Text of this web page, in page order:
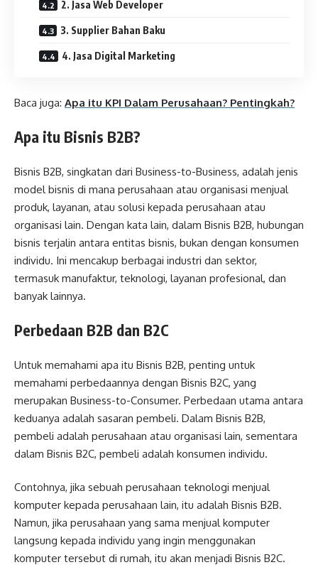
2. Jasa Web Developer
3. Supplier Bahan Baku
4. Jasa Digital Marketing
Baca juga: Apa itu KPI Dalam Perusahaan? Pentingkah?
Apa itu Bisnis B2B?
Bisnis B2B, singkatan dari Business-to-Business, adalah jenis
model bisnis di mana perusahaan atau organisasi menjual
produk, layanan, atau solusi kepada perusahaan atau
organisasi lain. Dengan kata lain, dalam Bisnis B2B, hubungan
bisnis terjalin antara entitas bisnis, bukan dengan konsumen
individu. Ini mencakup berbagai industri dan sektor,
termasuk manufaktur, teknologi, layanan profesional, dan
banyak lainnya.
Perbedaan B2B dan B2C
Untuk memahami apa itu Bisnis B2B, penting untuk
memahami perbedaannya dengan Bisnis B2C, yang
merupakan Business-to-Consumer. Perbedaan utama antara
keduanya adalah sasaran pembeli. Dalam Bisnis B2B,
pembeli adalah perusahaan atau organisasi lain, sementara
dalam Bisnis B2C, pembeli adalah konsumen individu.
Contohnya, jika sebuah perusahaan teknologi menjual
komputer kepada perusahaan lain, itu adalah Bisnis B2B.
Namun, jika perusahaan yang sama menjual komputer
langsung kepada individu yang ingin menggunakan
komputer tersebut di rumah, itu akan menjadi Bisnis B2C.